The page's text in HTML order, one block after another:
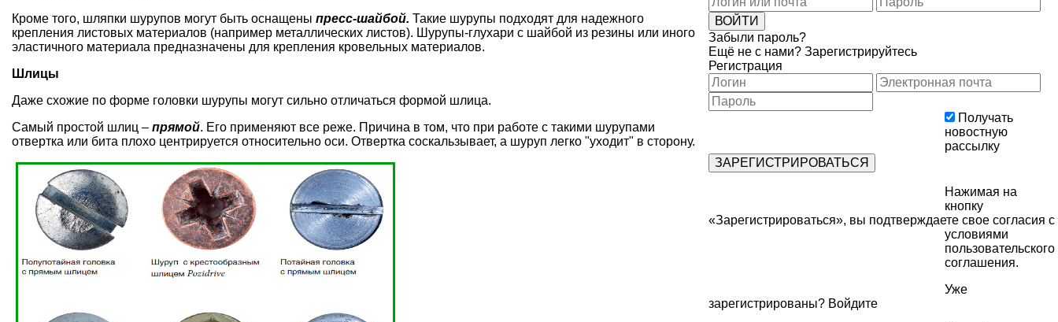
Кроме того, шляпки шурупов могут быть оснащены пресс-шайбой. Такие шурупы подходят для надежного
крепления листовых материалов (например металлических листов). Шурупы-глухари с шайбой из резины или иного
эластичного материала предназначены для крепления кровельных материалов.
Шлицы
Даже схожие по форме головки шурупы могут сильно отличаться формой шлица.
Самый простой шлиц – прямой. Его применяют все реже. Причина в том, что при работе с такими шурупами
отвертка или бита плохо центрируется относительно оси. Отвертка соскальзывает, а шуруп легко "уходит" в сторону.
Забыли пароль?
Ещё не с нами? Зарегистрируйтесь
Регистрация
Получать
новостную
рассылку
Нажимая на
кнопку
«Зарегистрироваться», вы подтверждаете свое согласия с
условиями
пользовательского
соглашения.
Уже
зарегистрированы? Войдите